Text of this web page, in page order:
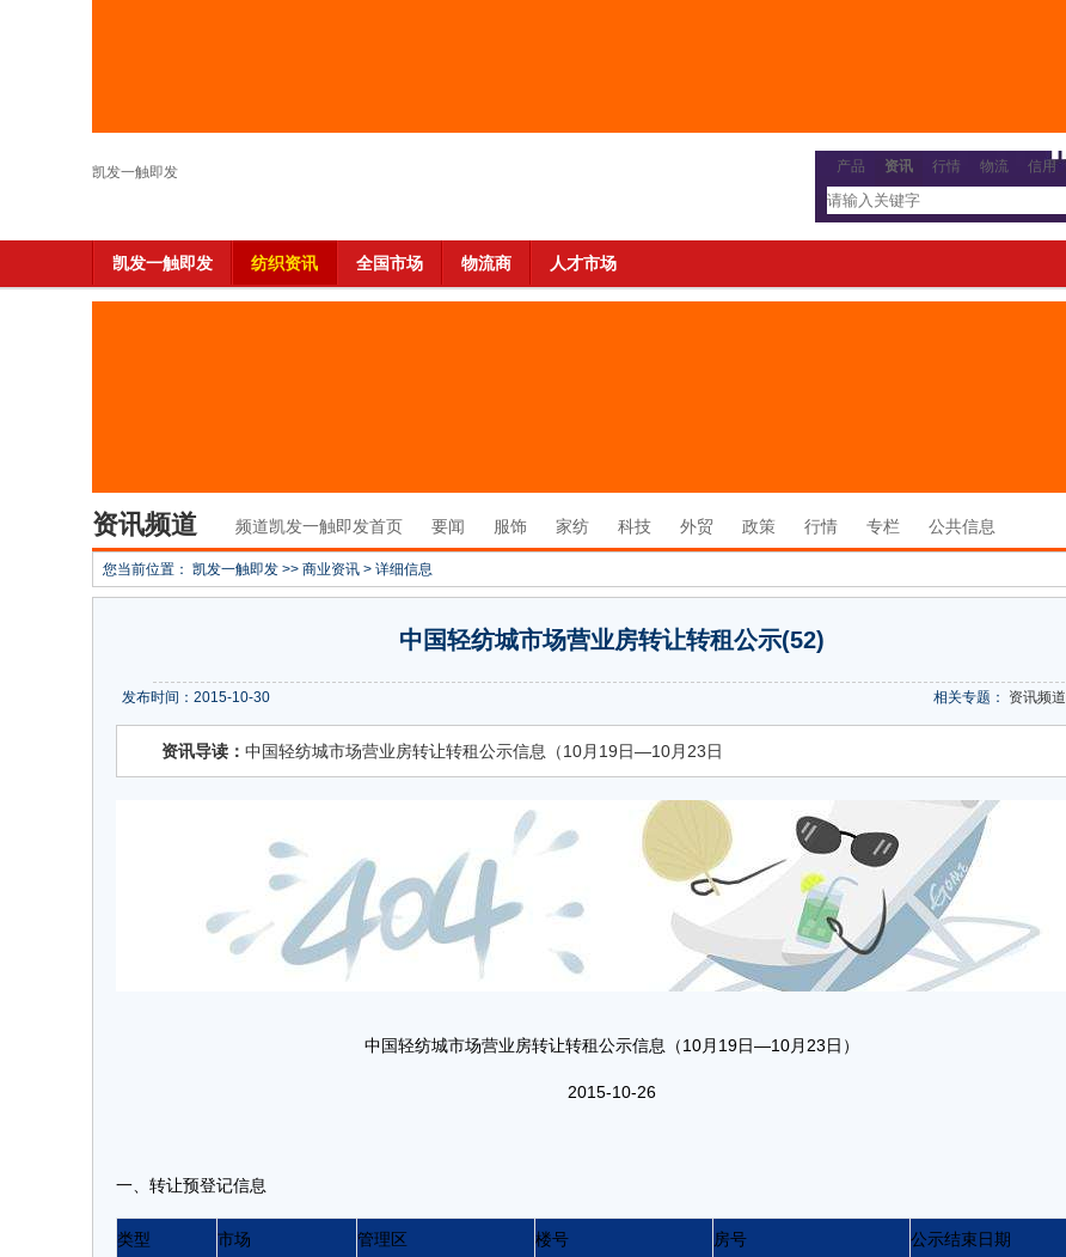
凯发一触即发 产品 资讯 行情 物流 信用
凯发一触即发 纺织资讯 全国市场 物流商 人才市场
资讯频道 频道凯发一触即发首页 要闻 服饰 家纺 科技 外贸 政策 行情 专栏 公共信息
您当前位置： 凯发一触即发 >> 商业资讯 > 详细信息
中国轻纺城市场营业房转让转租公示(52)
相关专题： 资讯频道
发布时间：2015-10-30
资讯导读： 中国轻纺城市场营业房转让转租公示信息（10月19日—10月23日
中国轻纺城市场营业房转让转租公示信息（10月19日—10月23日）
2015-10-26
一、转让预登记信息
类型 市场 管理区 楼号 房号
公示结束日期